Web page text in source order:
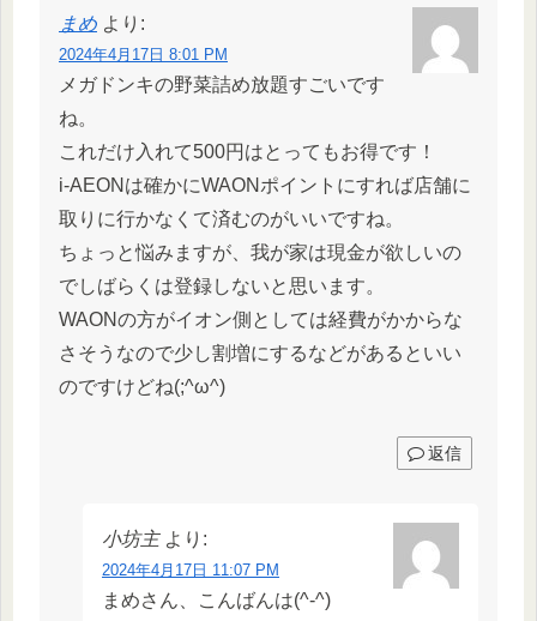
まめ より:
2024年4月17日 8:01 PM
メガドンキの野菜詰め放題すごいです
ね。
これだけ入れて500円はとってもお得です！
i-AEONは確かにWAONポイントにすれば店舗に
取りに行かなくて済むのがいいですね。
ちょっと悩みますが、我が家は現金が欲しいの
でしばらくは登録しないと思います。
WAONの方がイオン側としては経費がかからな
さそうなので少し割増にするなどがあるといい
のですけどね(;^ω^)
返信
小坊主 より:
2024年4月17日 11:07 PM
まめさん、こんばんは(^-^)